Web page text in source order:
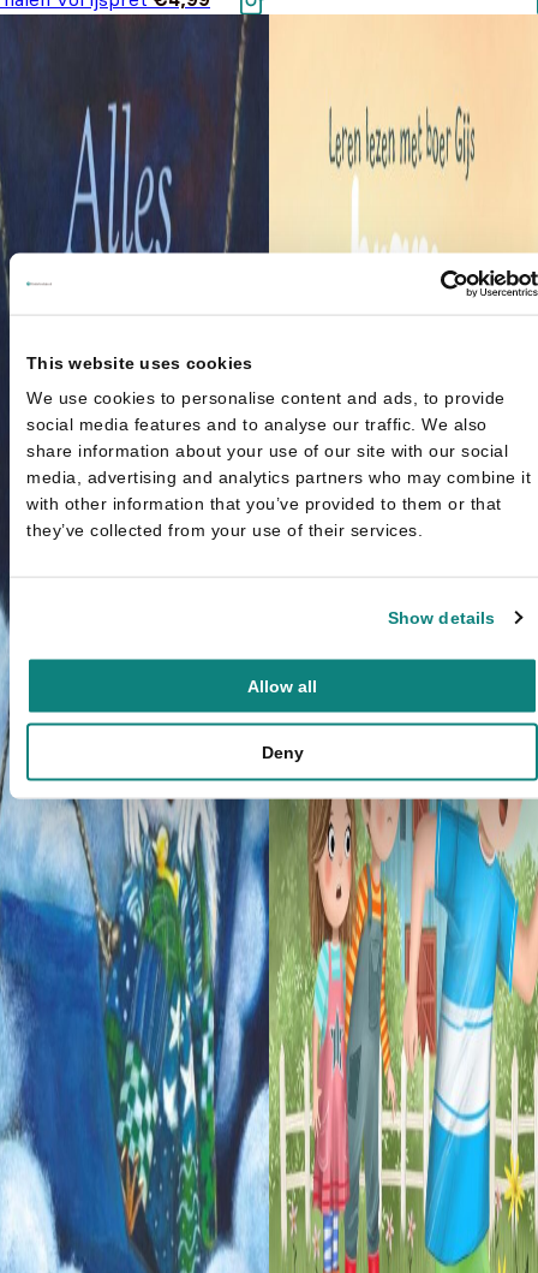
This website uses cookies
We use cookies to personalise content and ads, to provide
social media features and to analyse our traffic. We also
share information about your use of our site with our social
media, advertising and analytics partners who may combine it
with other information that you’ve provided to them or that
they’ve collected from your use of their services.
Show details
Allow all
Deny